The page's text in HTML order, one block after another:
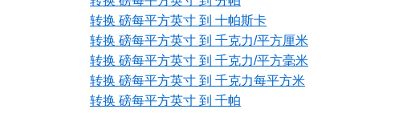
转换 磅每平方英寸 到 十帕斯卡
转换 磅每平方英寸 到 千克力/平方厘米
转换 磅每平方英寸 到 千克力/平方毫米
转换 磅每平方英寸 到 千克力每平方米
转换 磅每平方英寸 到 千帕